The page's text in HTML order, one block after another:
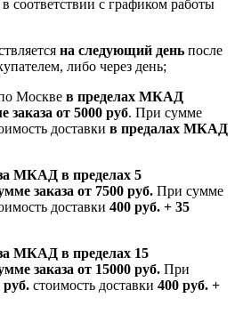
соответствии с графиком работы
на следующий день после
, либо через день;
Москве в пределах МКАД
заказа от 5000 руб. При сумме
доставки в предалах МКАД
МКАД в пределах 5
заказа от 7500 руб. При сумме
доставки 400 руб. + 35
МКАД в пределах 15
заказа от 15000 руб. При
руб. стоимость доставки 400 руб. +